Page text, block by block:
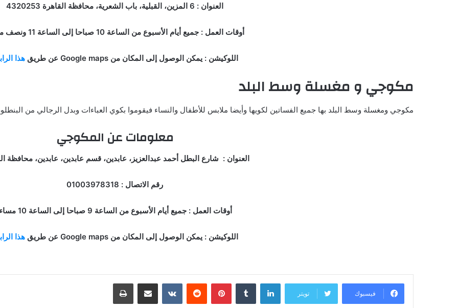
العنوان : 6 المزين، القبلية، باب الشعرية، محافظة القاهرة 4320253
أوقات العمل : جميع أيام الأسبوع من الساعة 10 صباحا إلى الساعة 11 ونصف مساء.
اللوكيشن : يمكن الوصول إلى المكان من Google maps عن طريق هذا
مكوجي و مغسلة وسط البلد
مكوجي ومغسلة وسط البلد بها جميع الفساتين لكويها وأيضا ملابس للأطفال والنساء فيقوموا بكوي العباءات وبدل الرجالي من
معلومات عن المكوجي
العنوان : شارع البطل أحمد عبدالعزيز، عابدين، قسم عابدين، عابدين، محافظة
رقم الاتصال : 01003978318
أوقات العمل : جميع أيام الأسبوع من الساعة 9 صباحا إلى الساعة 10 مساء.
اللوكيشن : يمكن الوصول إلى المكان من Google maps عن طريق هذا
فيسبوك تويتر
لينكدإن بينتيريست مشاركة عبر البريد طباعة